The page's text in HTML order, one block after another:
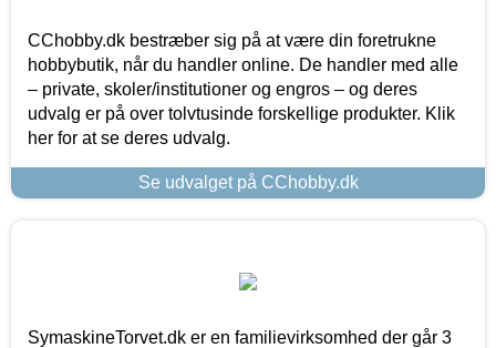
CChobby.dk bestræber sig på at være din foretrukne
hobbybutik, når du handler online. De handler med alle
– private, skoler/institutioner og engros – og deres
udvalg er på over tolvtusinde forskellige produkter. Klik
her for at se deres udvalg.
Se udvalget på CChobby.dk
SymaskineTorvet.dk er en familievirksomhed der går 3